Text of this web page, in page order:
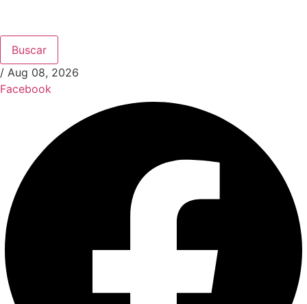
Buscar
/ Aug 08, 2026
Facebook